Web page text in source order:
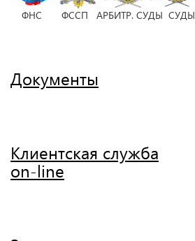
ФНС ФССП АРБИТР. СУДЫ СУДЫ
Документы
Клиентская служба
on-line